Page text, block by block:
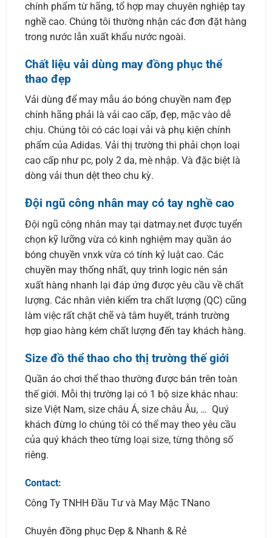
chính phẩm từ hãng, tổ hợp may chuyên nghiệp tay
nghề cao. Chúng tôi thường nhận các đơn đặt hàng
trong nước lẫn xuất khẩu nước ngoài.
Chất liệu vải dùng may đồng phục thể
thao đẹp
Vải dùng để may mẫu áo bóng chuyền nam đẹp
chính hãng phải là vải cao cấp, đẹp, mặc vào dễ
chịu. Chúng tôi có các loại vải và phụ kiện chính
phẩm của Adidas. Vải thị trường thì phải chọn loại
cao cấp như pc, poly 2 da, mè nhập. Và đặc biệt là
dòng vải thun dệt theo chu kỳ.
Đội ngũ công nhân may có tay nghề cao
Đội ngũ công nhân may tại datmay.net được tuyển
chọn kỹ lưỡng vừa có kinh nghiệm may quần áo
bóng chuyền vnxk vừa có tính kỷ luật cao. Các
chuyền may thống nhất, quy trình logic nên sản
xuất hàng nhanh lại đáp ứng được yêu cầu về chất
lượng. Các nhân viên kiểm tra chất lượng (QC) cũng
làm việc rất chặt chẽ và tâm huyết, tránh trường
hợp giao hàng kém chất lượng đến tay khách hàng.
Size đồ thể thao cho thị trường thế giới
Quần áo chơi thể thao thường được bán trên toàn
thế giới. Mỗi thị trường lại có 1 bộ size khác nhau:
size Việt Nam, size châu Á, size châu Âu, … Quý
khách đừng lo chúng tôi có thể may theo yêu cầu
của quý khách theo từng loại size, từng thông số
riêng.
Contact:
Công Ty TNHH Đầu Tư và May Mặc TNano
Chuyên đồng phục Đẹp & Nhanh & Rẻ